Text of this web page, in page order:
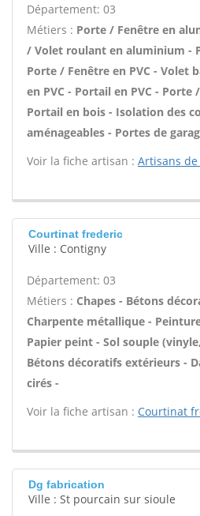
Département: 03
Métiers : Porte / Fenêtre en
/ Volet roulant en aluminium -
Porte / Fenêtre en PVC -
en PVC - Portail en PVC - Porte
Portail en bois - Isolation des
aménageables - Portes de
Voir la fiche artisan : Artisans
Courtinat frederic
Ville : Contigny
Département: 03
Métiers : Chapes - Bétons
Charpente métallique -
Papier peint - Sol souple
Bétons décoratifs extérieurs -
cirés -
Voir la fiche artisan : Courtinat
Dg fabrication
Ville : St pourcain sur sioule